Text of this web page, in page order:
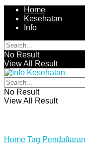
Home
Kesehatan
Info
No Result
View All Result
No Result
View All Result
Home Tag